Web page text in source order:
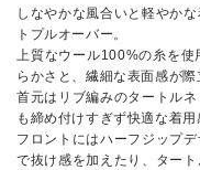
しなやかな風合いと軽やか
トプルオーバー。
上質なウール100%の糸を使
らかさと、繊細な表面感が際
首元はリブ編みのタートル
も締め付けすぎず快適な着
フロントにはハーフジップ
で抜け感を加えたり、ター